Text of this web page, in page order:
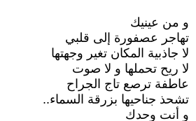
و من عينيك
تهاجر عصفورة إلى قلبي
لا جاذبية المكان تغير وجهتها
لا ريح تحملها و لا صوت
عاطفة ترصع تاج الجراح
تشحذ جناحيها بزرقة السماء..
و أنت وحدك